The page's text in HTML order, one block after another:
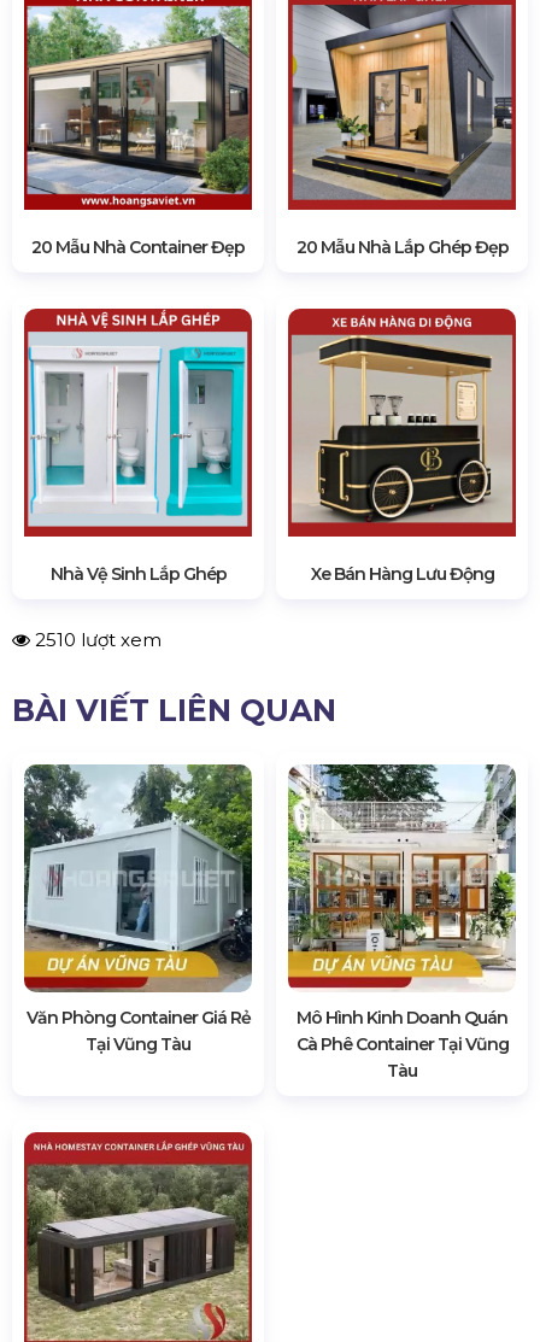
20 Mẫu Nhà Container Đẹp 20 Mẫu Nhà Lắp Ghép Đẹp
Nhà Vệ Sinh Lắp Ghép Xe Bán Hàng Lưu Động
2510 lượt xem
BÀI VIẾT LIÊN QUAN
Văn Phòng Container Giá Rẻ
Tại Vũng Tàu
Mô Hình Kinh Doanh Quán
Cà Phê Container Tại Vũng
Tàu